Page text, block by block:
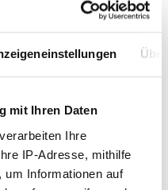
mit Ihren Daten
verarbeiten Ihre
IP-Adresse, mithilfe
um Informationen auf
wurden die
Die Müller
für das